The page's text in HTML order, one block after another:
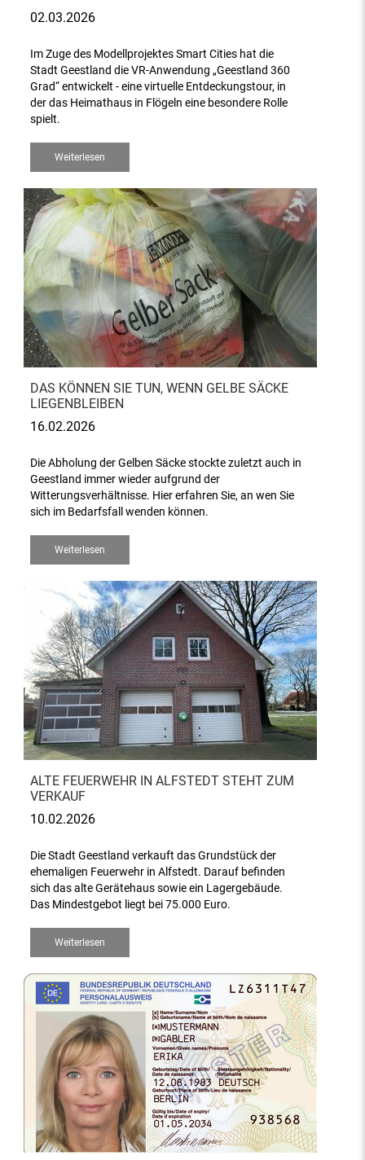
02.03.2026
Im Zuge des Modellprojektes Smart Cities hat die
Stadt Geestland die VR-Anwendung „Geestland 360
Grad“ entwickelt - eine virtuelle Entdeckungstour, in
der das Heimathaus in Flögeln eine besondere Rolle
spielt.
Weiterlesen
DAS KÖNNEN SIE TUN, WENN GELBE SÄCKE
LIEGENBLEIBEN
16.02.2026
Die Abholung der Gelben Säcke stockte zuletzt auch in
Geestland immer wieder aufgrund der
Witterungsverhältnisse. Hier erfahren Sie, an wen Sie
sich im Bedarfsfall wenden können.
Weiterlesen
ALTE FEUERWEHR IN ALFSTEDT STEHT ZUM
VERKAUF
10.02.2026
Die Stadt Geestland verkauft das Grundstück der
ehemaligen Feuerwehr in Alfstedt. Darauf befinden
sich das alte Gerätehaus sowie ein Lagergebäude.
Das Mindestgebot liegt bei 75.000 Euro.
Weiterlesen